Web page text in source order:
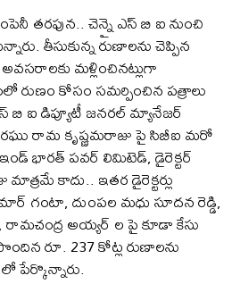
తరఫున.. చెన్నై ఎస్ బి ఐ నుంచి
తీసుకున్న రుణాలను చెప్పిన
మళ్లించినట్లుగా
రుణం కోసం సమర్పించిన పత్రాలు
బి ఐ డిప్యూటీ జనరల్ మ్యానేజర్
రామ కృష్ణమరాజు పై సిబీఐ మరో
భారత్ పవర్ లిమిటెడ్, డైరెక్టర్
కాదు.. ఇతర డైరెక్టర్లు
గంటా, దుంపల మధు సూదన రెడ్డి,
అయ్యర్ ల పై కూడా కేసు
రూ. 237 కోట్ల రుణాలను
పేర్కొన్నారు.